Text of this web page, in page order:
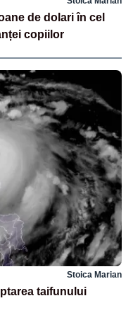
de dolari în cel
copiilor
Stoica Marian
taifunului